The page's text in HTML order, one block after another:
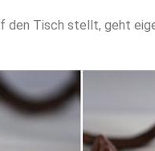
den Tisch stellt, geht